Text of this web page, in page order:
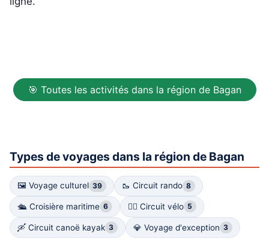
🎯 Toutes les activités dans la région de Bagan
Types de voyages dans la région de Bagan
🖼 Voyage culturel 39 🥾 Circuit rando 8
🛳️ Croisière maritime 6 🚴‍♀️ Circuit vélo 5
🛶 Circuit canoë kayak 3 💎 Voyage d'exception 3